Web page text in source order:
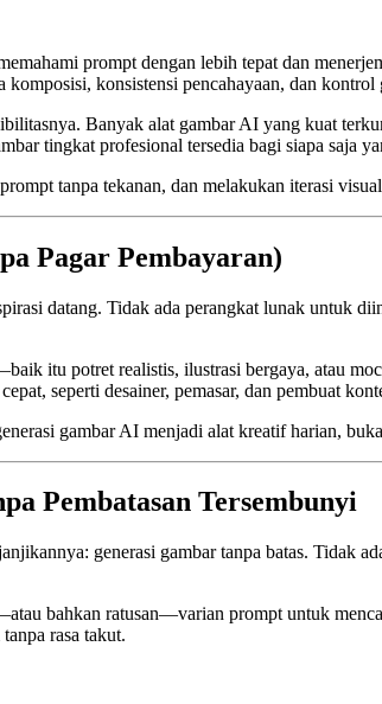
prompt dengan lebih tepat dan
konsistensi pencahayaan, dan kontrol
Banyak alat gambar AI yang kuat
tingkat profesional tersedia bagi siapa saja
tanpa tekanan, dan melakukan iterasi
Pagar Pembayaran)
datang. Tidak ada perangkat lunak untuk
itu potret realistis, ilustrasi bergaya, atau
seperti desainer, pemasar, dan pembuat
gambar AI menjadi alat kreatif harian,
Pembatasan Tersembunyi
generasi gambar tanpa batas. Tidak
bahkan ratusan—varian prompt untuk
rasa takut.